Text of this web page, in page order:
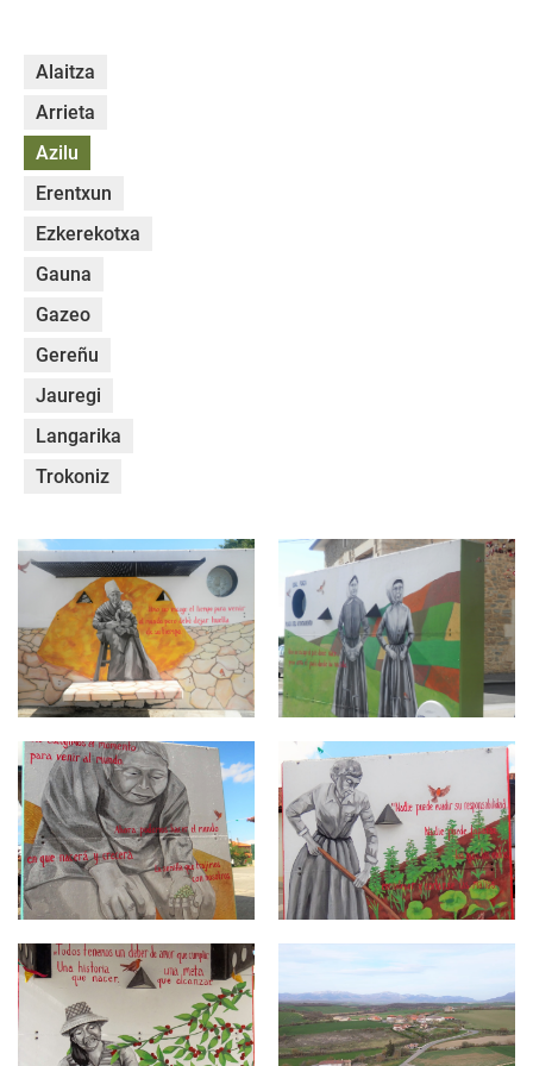
Alaitza
Arrieta
Azilu
Erentxun
Ezkerekotxa
Gauna
Gazeo
Gereñu
Jauregi
Langarika
Trokoniz
Azilu 6.jpg Azilu 4.jpg
Azilu 3.jpg Azilu 2.jpg
Azilu 1.jpg AZILU ENVIAR.jpg